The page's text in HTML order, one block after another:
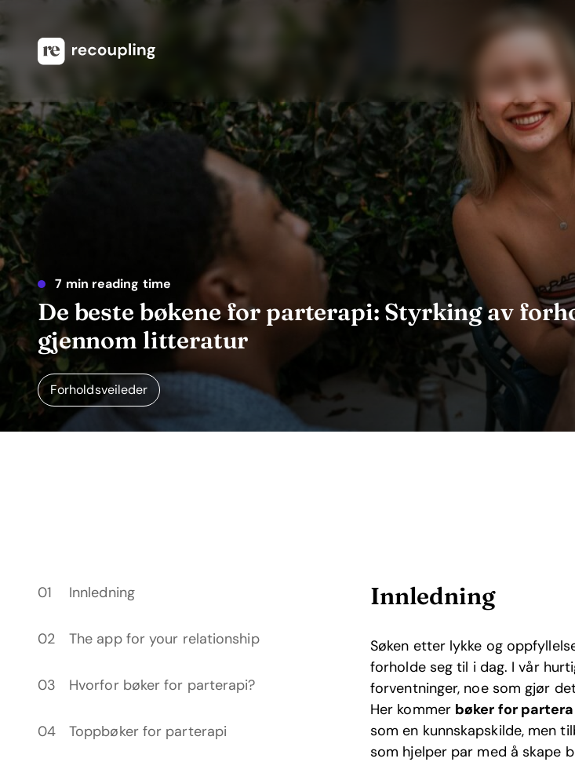
7 min reading time
De beste bøkene for parterapi: Styrking av
gjennom litteratur
Forholdsveileder
Innledning
The app for your relationship
Hvorfor bøker for parterapi?
Toppbøker for parterapi
Innledning
Søken etter lykke og
forholde seg til i dag. I vår
forventninger, noe som gjør
Her kommer bøker for
som en kunnskapskilde, men
som hjelper par med å skape